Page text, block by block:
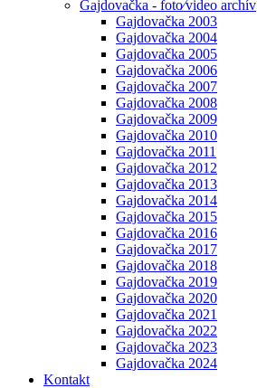
Gajdovačka - foto⁄video archív
Gajdovačka 2003
Gajdovačka 2004
Gajdovačka 2005
Gajdovačka 2006
Gajdovačka 2007
Gajdovačka 2008
Gajdovačka 2009
Gajdovačka 2010
Gajdovačka 2011
Gajdovačka 2012
Gajdovačka 2013
Gajdovačka 2014
Gajdovačka 2015
Gajdovačka 2016
Gajdovačka 2017
Gajdovačka 2018
Gajdovačka 2019
Gajdovačka 2020
Gajdovačka 2021
Gajdovačka 2022
Gajdovačka 2023
Gajdovačka 2024
Kontakt